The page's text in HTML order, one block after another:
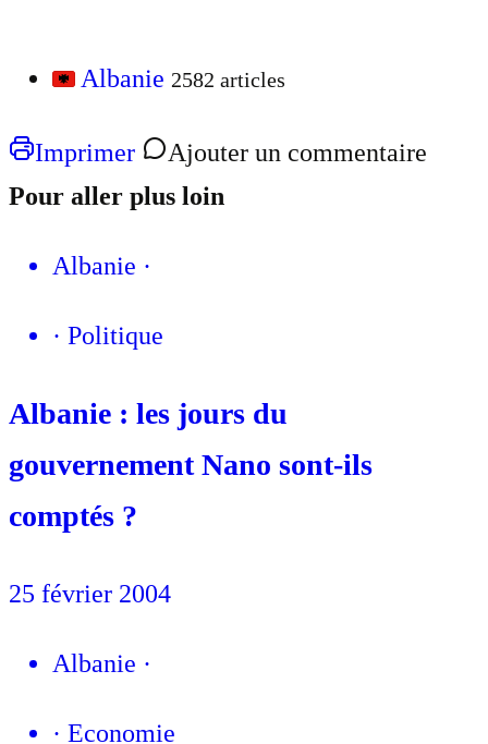
Albanie 2582 articles
Imprimer
Ajouter un commentaire
Pour aller plus loin
Albanie ·
· Politique
Albanie : les jours du
gouvernement Nano sont-ils
comptés ?
25 février 2004
Albanie ·
· Economie